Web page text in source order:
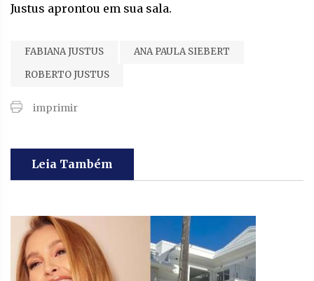
Justus aprontou em sua sala.
FABIANA JUSTUS
ANA PAULA SIEBERT
ROBERTO JUSTUS
imprimir
Leia Também